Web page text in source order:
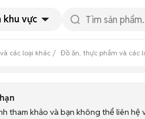
khu vực
các loại khác Đồ ăn, thực phẩm và các
tham khảo và bạn không thể liên